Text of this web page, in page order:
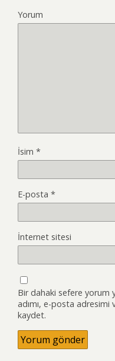
Yorum
İsim *
E-posta *
İnternet sitesi
Bir dahaki sefere yorum
adımı, e-posta adresimi
kaydet.